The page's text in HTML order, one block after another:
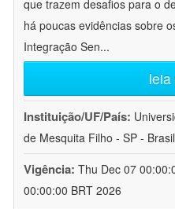
que trazem desafios para o
há poucas evidências sobre
Integração Sen...
leia
Instituição/UF/País:
de Mesquita Filho - SP - Brasil
Vigência: Thu Dec 07
00:00:00 BRT 2026